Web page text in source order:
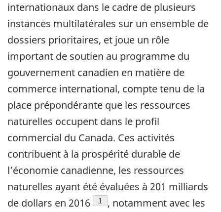
internationaux dans le cadre de plusieurs
instances multilatérales sur un ensemble de
dossiers prioritaires, et joue un rôle
important de soutien au programme du
gouvernement canadien en matière de
commerce international, compte tenu de la
place prépondérante que les ressources
naturelles occupent dans le profil
commercial du Canada. Ces activités
contribuent à la prospérité durable de
l’économie canadienne, les ressources
naturelles ayant été évaluées à 201 milliards
de dollars en 2016
Footnote
1
, notamment avec les